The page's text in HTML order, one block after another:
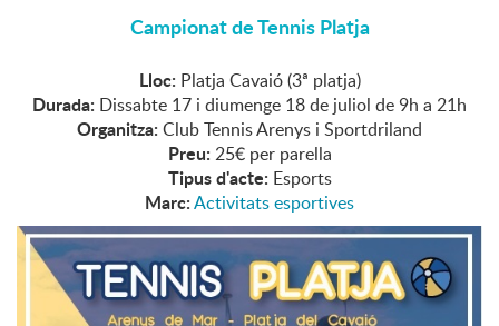
Campionat de Tennis Platja
Lloc: Platja Cavaió (3ª platja)
Durada: Dissabte 17 i diumenge 18 de juliol de 9h a 21h
Organitza: Club Tennis Arenys i Sportdriland
Preu: 25€ per parella
Tipus d'acte: Esports
Marc:Activitats esportives